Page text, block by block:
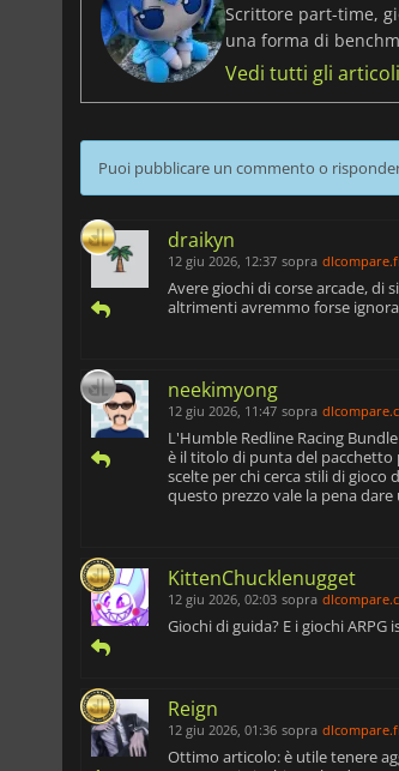
Scrittore part-time,
una forma di
Vedi tutti gli articoli
Puoi pubblicare un commento o
draikyn
12 giu 2026, 12:37 sopra
Avere giochi di corse arcade, di
altrimenti avremmo forse
neekimyong
12 giu 2026, 11:47 sopra
L'Humble Redline Racing
è il titolo di punta del pacchetto
scelte per chi cerca stili di
questo prezzo vale la pena
KittenChucklenugget
12 giu 2026, 02:03 sopra
Giochi di guida? E i giochi
Reign
12 giu 2026, 01:36 sopra
Ottimo articolo: è utile tenere